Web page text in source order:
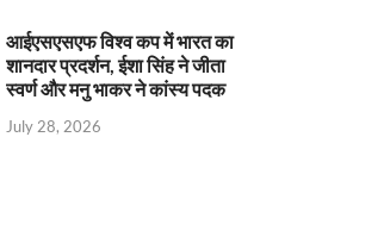
आईएसएसएफ विश्व कप में भारत का
शानदार प्रदर्शन, ईशा सिंह ने जीता
स्वर्ण और मनु भाकर ने कांस्य पदक
July 28, 2026